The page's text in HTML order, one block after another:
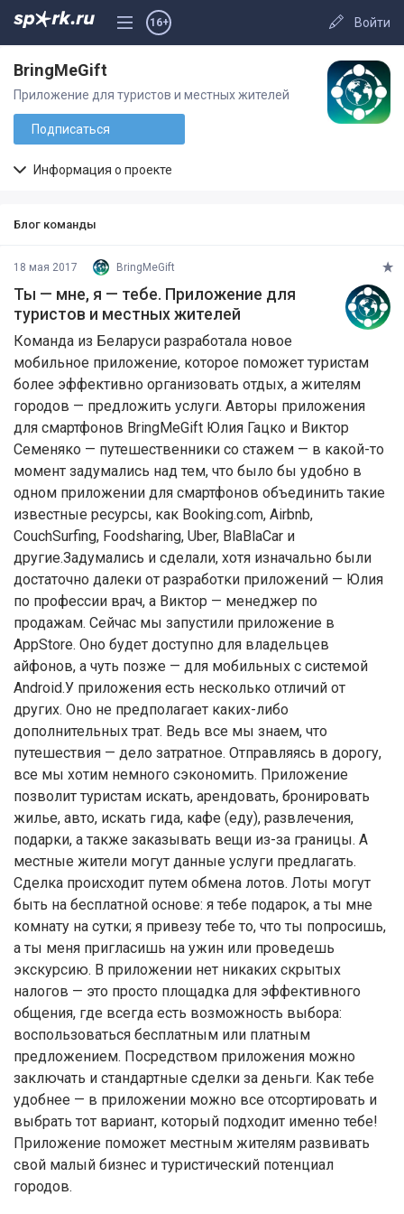
Войти
16+
BringMeGift
Приложение для туристов и местных жителей
Подписаться
Информация о проекте
Блог команды
18 мая 2017 BringMeGift
Ты — мне, я — тебе. Приложение для
туристов и местных жителей
Команда из Беларуси разработала новое
мобильное приложение, которое поможет туристам
более эффективно организовать отдых, а жителям
городов — предложить услуги. Авторы приложения
для смартфонов BringMeGift Юлия Гацко и Виктор
Семеняко — путешественники со стажем — в какой-то
момент задумались над тем, что было бы удобно в
одном приложении для смартфонов объединить такие
известные ресурсы, как Booking.com, Airbnb,
CouchSurfing, Foodsharing, Uber, BlaBlaCar и
другие.Задумались и сделали, хотя изначально были
достаточно далеки от разработки приложений — Юлия
по профессии врач, а Виктор — менеджер по
продажам. Сейчас мы запустили приложение в
AppStore. Оно будет доступно для владельцев
айфонов, а чуть позже — для мобильных с системой
Android.У приложения есть несколько отличий от
других. Оно не предполагает каких-либо
дополнительных трат. Ведь все мы знаем, что
путешествия — дело затратное. Отправляясь в дорогу,
все мы хотим немного сэкономить. Приложение
позволит туристам искать, арендовать, бронировать
жилье, авто, искать гида, кафе (еду), развлечения,
подарки, а также заказывать вещи из-за границы. А
местные жители могут данные услуги предлагать.
Сделка происходит путем обмена лотов. Лоты могут
быть на бесплатной основе: я тебе подарок, а ты мне
комнату на сутки; я привезу тебе то, что ты попросишь,
а ты меня пригласишь на ужин или проведешь
экскурсию. В приложении нет никаких скрытых
налогов — это просто площадка для эффективного
общения, где всегда есть возможность выбора:
воспользоваться бесплатным или платным
предложением. Посредством приложения можно
заключать и стандартные сделки за деньги. Как тебе
удобнее — в приложении можно все отсортировать и
выбрать тот вариант, который подходит именно тебе!
Приложение поможет местным жителям развивать
свой малый бизнес и туристический потенциал
городов.